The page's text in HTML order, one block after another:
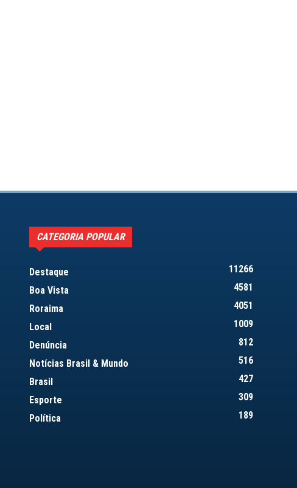
CATEGORIA POPULAR
Destaque
11266
Boa Vista
4581
Roraima
4051
Local
1009
Denúncia
812
Notícias Brasil & Mundo
516
Brasil
427
Esporte
309
Política
189